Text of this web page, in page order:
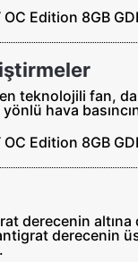
teknolojili fan,
hava
derecenin
derecenin